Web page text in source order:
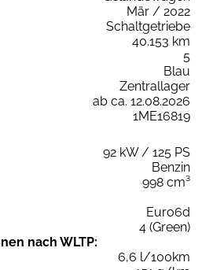
Mär / 2022
Schaltgetriebe
40.153 km
5
Blau
Zentrallager
ab ca. 12.08.2026
1ME16819
92 kW / 125 PS
Benzin
998 cm³
Euro6d
4 (Green)
nach WLTP:
6,6 l/100km